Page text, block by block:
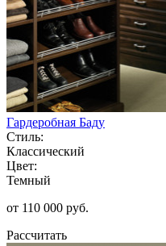
Гардеробная Баду
Стиль:
Классический
Цвет:
Темный
от 110 000 руб.
Рассчитать